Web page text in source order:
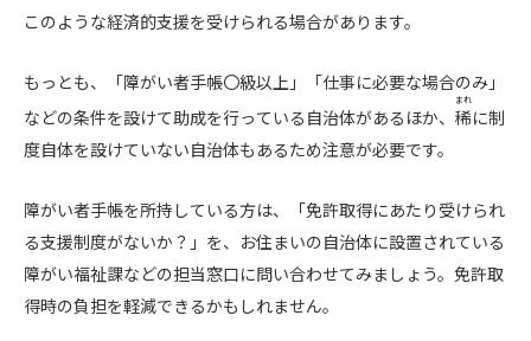
このような経済的支援を受けられる場合があります。
もっとも、「障がい者手帳〇級以上」「仕事に必要な場合のみ」
などの条件を設けて助成を行っている自治体があるほか、 稀
まれ
に制
度自体を設けていない自治体もあるため注意が必要です。
障がい者手帳を所持している方は、「免許取得にあたり受けられ
る支援制度がないか？」を、お住まいの自治体に設置されている
障がい福祉課などの担当窓口に問い合わせてみましょう。免許取
得時の負担を軽減できるかもしれません。